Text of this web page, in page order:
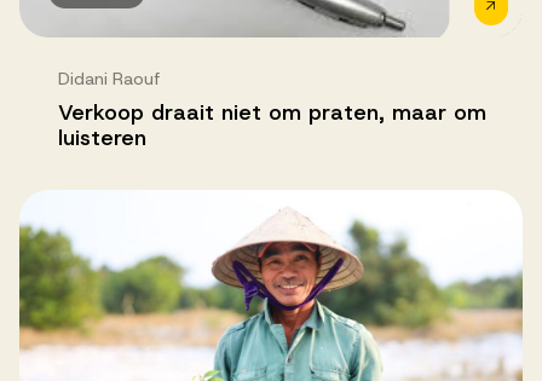
Didani Raouf
Verkoop draait niet om praten, maar om
luisteren